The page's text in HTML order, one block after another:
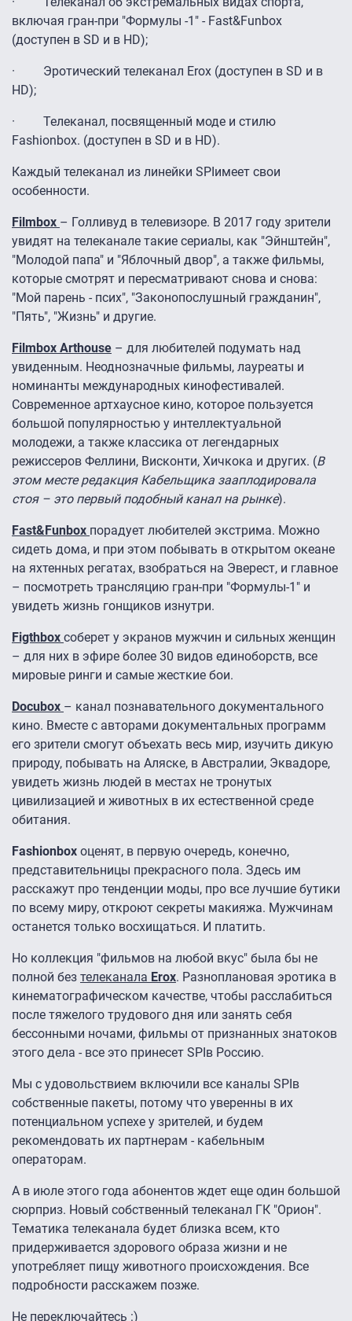
включая гран-при "Формулы -1" - Fast&Funbox
(доступен в SD и в HD);
· Эротический телеканал Erox (доступен в SD и в
HD);
· Телеканал, посвященный моде и стилю
Fashionbox. (доступен в SD и в HD).
Каждый телеканал из линейки SPIимеет свои
особенности.
Filmbox – Голливуд в телевизоре. В 2017 году зрители
увидят на телеканале такие сериалы, как "Эйнштейн",
"Молодой папа" и "Яблочный двор", а также фильмы,
которые смотрят и пересматривают снова и снова:
"Мой парень - псих", "Законопослушный гражданин",
"Пять", "Жизнь" и другие.
Filmbox Arthouse – для любителей подумать над
увиденным. Неоднозначные фильмы, лауреаты и
номинанты международных кинофестивалей.
Современное артхаусное кино, которое пользуется
большой популярностью у интеллектуальной
молодежи, а также классика от легендарных
режиссеров Феллини, Висконти, Хичкока и других. (В
этом месте редакция Кабельщика зааплодировала
стоя – это первый подобный канал на рынке).
Fast&Funbox порадует любителей экстрима. Можно
сидеть дома, и при этом побывать в открытом океане
на яхтенных регатах, взобраться на Эверест, и главное
– посмотреть трансляцию гран-при "Формулы-1" и
увидеть жизнь гонщиков изнутри.
Figthbox соберет у экранов мужчин и сильных женщин
– для них в эфире более 30 видов единоборств, все
мировые ринги и самые жесткие бои.
Docuboх – канал познавательного документального
кино. Вместе с авторами документальных программ
его зрители смогут объехать весь мир, изучить дикую
природу, побывать на Аляске, в Австралии, Эквадоре,
увидеть жизнь людей в местах не тронутых
цивилизацией и животных в их естественной среде
обитания.
Fashionbox оценят, в первую очередь, конечно,
представительницы прекрасного пола. Здесь им
расскажут про тенденции моды, про все лучшие бутики
по всему миру, откроют секреты макияжа. Мужчинам
останется только восхищаться. И платить.
Но коллекция "фильмов на любой вкус" была бы не
полной без телеканала Erox. Разноплановая эротика в
кинематографическом качестве, чтобы расслабиться
после тяжелого трудового дня или занять себя
бессонными ночами, фильмы от признанных знатоков
этого дела - все это принесет SPIв Россию.
Мы с удовольствием включили все каналы SPIв
собственные пакеты, потому что уверенны в их
потенциальном успехе у зрителей, и будем
рекомендовать их партнерам - кабельным
операторам.
А в июле этого года абонентов ждет еще один большой
сюрприз. Новый собственный телеканал ГК "Орион".
Тематика телеканала будет близка всем, кто
придерживается здорового образа жизни и не
употребляет пищу животного происхождения. Все
подробности расскажем позже.
Не переключайтесь :)